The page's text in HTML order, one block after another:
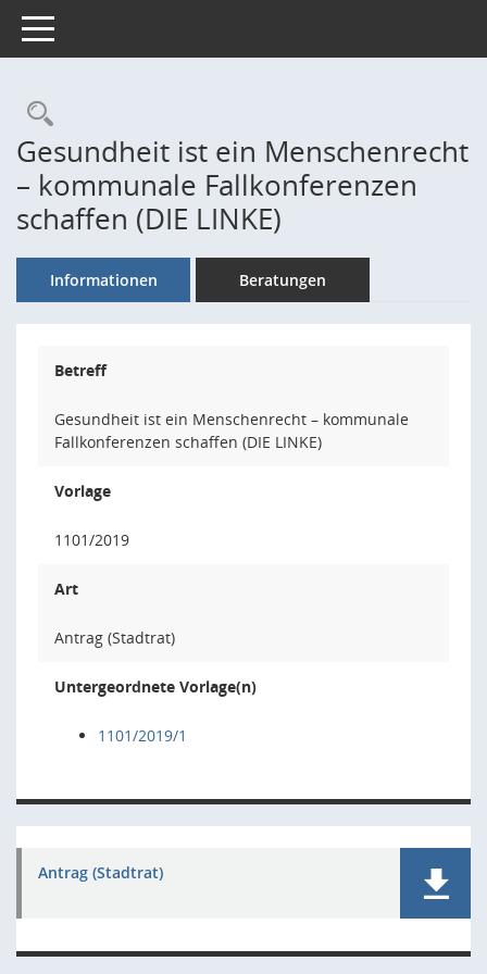
Toggle navigation
Rechercheauswahl
Gesundheit ist ein Menschenrecht
– kommunale Fallkonferenzen
schaffen (DIE LINKE)
Informationen Beratungen
Betreff
Gesundheit ist ein Menschenrecht – kommunale
Fallkonferenzen schaffen (DIE LINKE)
Vorlage
1101/2019
Art
Antrag (Stadtrat)
Untergeordnete Vorlage(n)
1101/2019/1
Antrag (Stadtrat)